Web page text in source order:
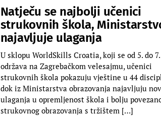
Natječu se najbolji učenici
strukovnih škola,
najavljuje ulaganja
U sklopu WorldSkills Croatia, koji se od 5. do
održava na Zagrebačkom velesajmu, učenici
strukovnih škola pokazuju vještine u 44
dok iz Ministarstva obrazovanja najavljuju
ulaganja u opremljenost škola i bolju
strukovnog obrazovanja s tržištem […]